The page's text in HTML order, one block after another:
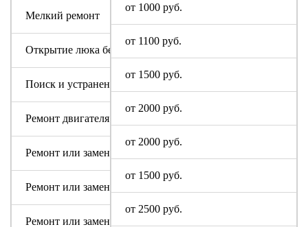
от 1000 руб.
от 1100 руб.
от 1500 руб.
от 2000 руб.
от 2000 руб.
от 1500 руб.
от 2500 руб.
Мелкий ремонт
Открытие люка без ремонта
Поиск и устранение засора в сливном тракте
Ремонт двигателя машинки
Ремонт или замена аквастопа
Ремонт или замена мотора
Ремонт или замена патрубка